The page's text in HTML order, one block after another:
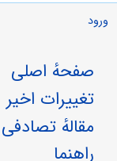
ورود
صفحهٔ اصلی
تغییرات اخیر
مقالهٔ تصادفی
راهنما